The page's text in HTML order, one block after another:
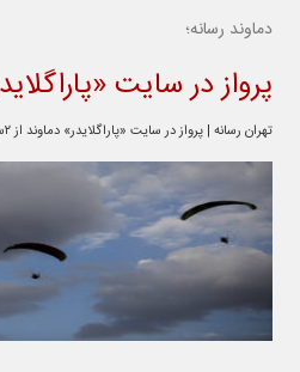
دماوند رسانه؛
پرواز در سایت
تهران رسانه | پرواز در سایت «پاراگلایدر» دماوند از ۲سال پیش ممنوع بوده است.